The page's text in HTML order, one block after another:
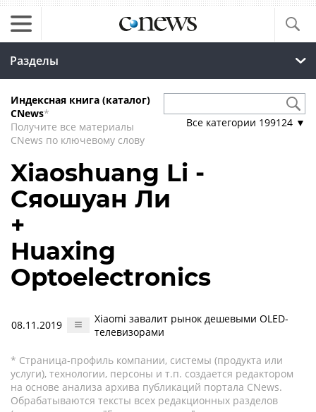
Разделы
Индексная книга (каталог)
CNews*
Получите все материалы
CNews по ключевому слову
Все категории 199124 ▼
Xiaoshuang Li -
Сяошуан Ли
+
Huaxing
Optoelectronics
08.11.2019
Xiaomi завалит рынок дешевыми OLED-
телевизорами
* Страница-профиль компании, системы (продукта или
услуги), технологии, персоны и т.п. создается редактором
на основе анализа архива публикаций портала CNews.
Обрабатываются тексты всех редакционных разделов